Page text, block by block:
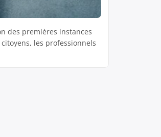
des premières instances
les professionnels